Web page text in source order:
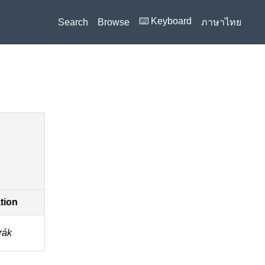
Search Browse ⌨️ Keyboard ภาษาไทย